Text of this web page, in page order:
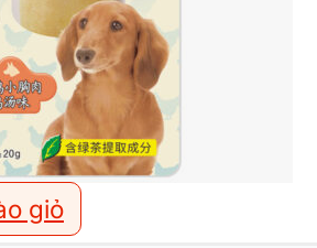
giỏ